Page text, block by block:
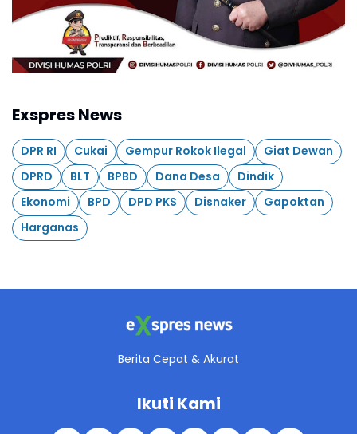
Exspres News
DPR RI Cukai Gempur Rokok Ilegal
Giat Dewan
DPRD
BLT BPBD Dana Desa
Dindik
Ekonomi
BPD DPD PKS Disnaker
Gapoktan
Harganas
Berita Cepat & Akurat
Ikuti Kami